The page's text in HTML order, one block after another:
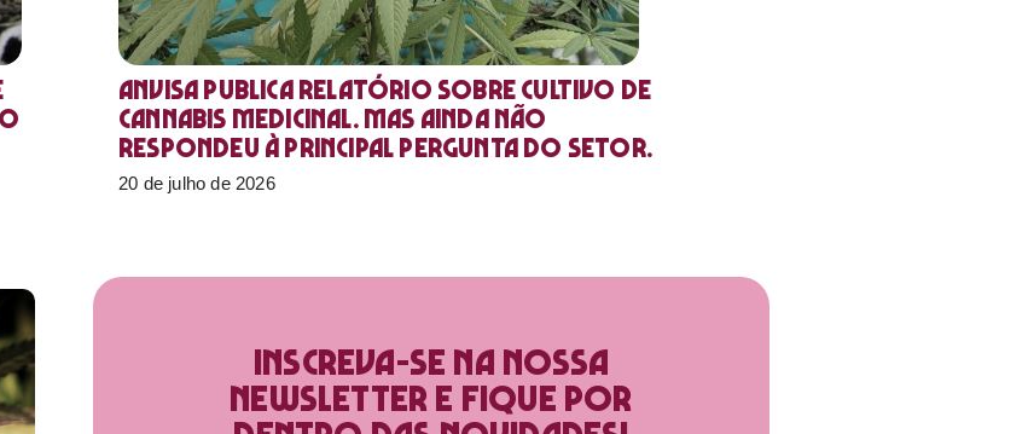
Anvisa publica relatório sobre cultivo de
Cannabis medicinal. Mas ainda não
respondeu à principal pergunta do setor.
20 de julho de 2026
Inscreva-se na nossa
newsletter e fique por